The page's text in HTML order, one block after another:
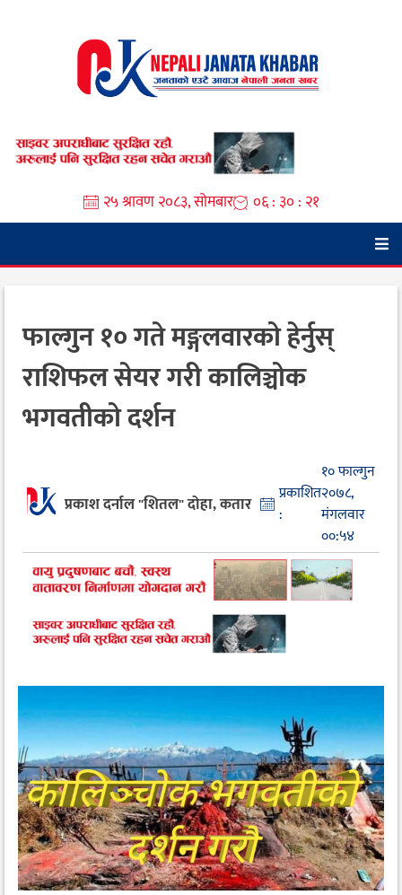
२५ श्रावण २०८३, सोमबार ०६ : ३० : २३
फाल्गुन १० गते मङ्गलवारको हेर्नुस्
राशिफल सेयर गरी कालिञ्चोक
भगवतीको दर्शन
प्रकाश दर्नाल "शितल" दोहा, कतार
प्रकाशित
:
१० फाल्गुन
२०७८,
मंगलवार
००:५४